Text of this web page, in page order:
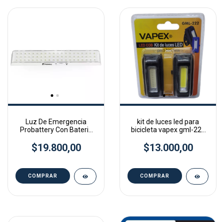
Luz De Emergencia
Probattery Con Bateria
a 10hs AUTONOMIA
$19.800,00
kit de luces led para
bicicleta vapex gml-222
$13.000,00